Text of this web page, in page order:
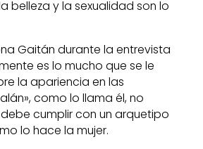
belleza y la sexualidad son lo
Gaitán durante la entrevista
es lo mucho que se le
la apariencia en las
como lo llama él, no
cumplir con un arquetipo
lo hace la mujer.